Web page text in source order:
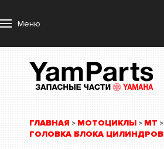
Меню
ГЛАВНАЯ > МОТОЦИКЛЫ > MT >
ГОЛОВКА БЛОКА ЦИЛИНДРОВ